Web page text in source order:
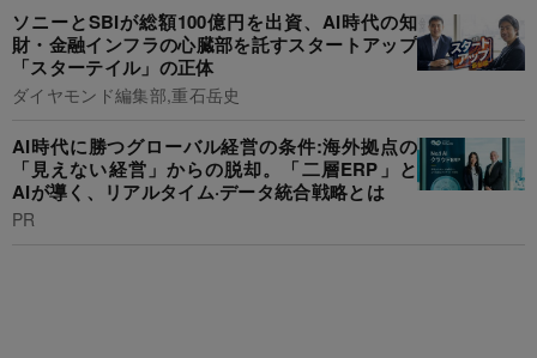
ソニーとSBIが総額100億円を出資、AI時代の知
財・金融インフラの心臓部を託すスタートアップ
「スターテイル」の正体
ダイヤモンド編集部,重石岳史
AI時代に勝つグローバル経営の条件:海外拠点の
「見えない経営」からの脱却。「二層ERP」と
AIが導く、リアルタイム·データ統合戦略とは
PR